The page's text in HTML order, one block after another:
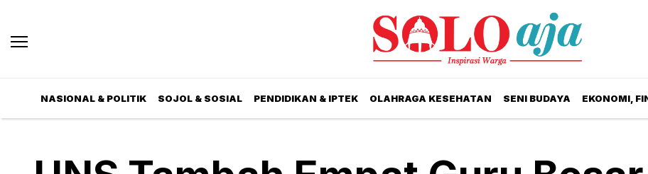
NASIONAL & POLITIK SOJOL & SOSIAL PENDIDIKAN & IPTEK OLAHRAGA KESEHATAN SENI BUDAYA EKONOMI,